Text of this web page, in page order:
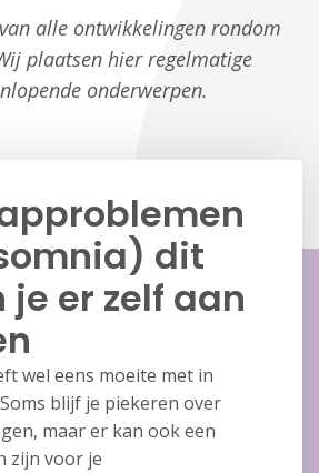
alle ontwikkelingen rondom
plaatsen hier regelmatige
onderwerpen.
dit
je er zelf aan
wel eens moeite met in
blijf je piekeren over
maar er kan ook een
zijn voor je